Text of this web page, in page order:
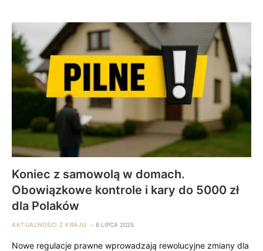
Koniec z samowolą w domach.
Obowiązkowe kontrole i kary do 5000 zł
dla Polaków
AKTUALNOŚCI Z KRAJU 6 LIPCA 2025
Nowe regulacje prawne wprowadzają rewolucyjne zmiany dla